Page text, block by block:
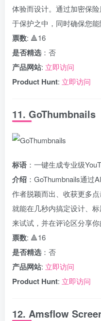
体验而设计。通过加密保
于保护之中，同时确保您能
票数: 🔺16
是否精选 ：否
产品网站: 立即访问
Product Hunt: 立即访问
11. GoThumbnails
标语 ：一键生成专业级
介绍 ：GoThumbnails通过
作者脱颖而出、收获更多
就能在几秒内搞定设计、
来试试，并在评论区分享你
票数: 🔺16
是否精选 ：否
产品网站: 立即访问
Product Hunt: 立即访问
12. Amsflow